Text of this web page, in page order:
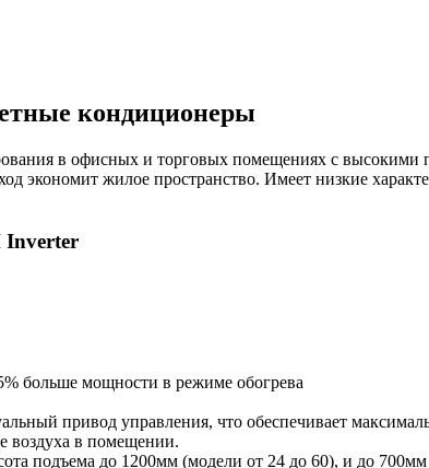
кондиционеры
в офисных и торговых помещениях с высокими
экономит жилое пространство. Имеет низкие
Inverter
больше мощности в режиме обогрева
привод управления, что обеспечивает
воздуха в помещении.
подъема до 1200мм (модели от 24 до 60), и до